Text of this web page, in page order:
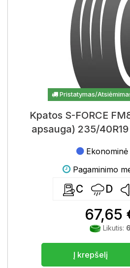
Pristatymas/
Kpatos S-FORCE
apsauga) 235/
Pagaminimo
C D
67,65
Likutis: 6
Į krepšelį